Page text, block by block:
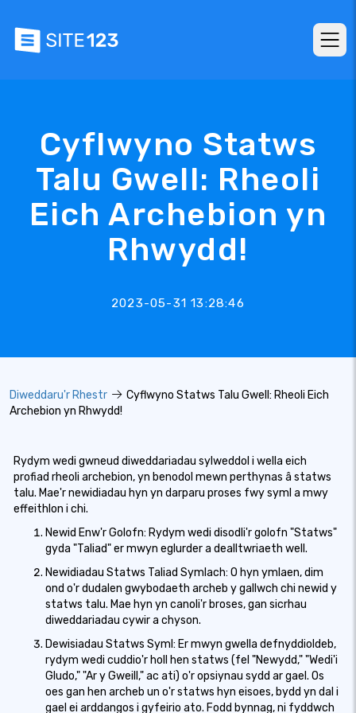
Cyflwyno Statws
Talu Gwell: Rheoli
Eich Archebion yn
Rhwydd!
2023-05-31 13:28:46
Diweddaru'r Rhestr
Cyflwyno Statws Talu Gwell: Rheoli Eich
Archebion yn Rhwydd!
Rydym wedi gwneud diweddariadau sylweddol i wella eich
profiad rheoli archebion, yn benodol mewn perthynas â statws
talu. Mae'r newidiadau hyn yn darparu proses fwy syml a mwy
effeithlon i chi.
Newid Enw'r Golofn: Rydym wedi disodli'r golofn "Statws"
gyda "Taliad" er mwyn eglurder a dealltwriaeth well.
Newidiadau Statws Taliad Symlach: O hyn ymlaen, dim
ond o'r dudalen gwybodaeth archeb y gallwch chi newid y
statws talu. Mae hyn yn canoli'r broses, gan sicrhau
diweddariadau cywir a chyson.
Dewisiadau Statws Syml: Er mwyn gwella defnyddioldeb,
rydym wedi cuddio'r holl hen statws (fel "Newydd," "Wedi'i
Gludo," "Ar y Gweill," ac ati) o'r opsiynau sydd ar gael. Os
oes gan hen archeb un o'r statws hyn eisoes, bydd yn dal i
gael ei arddangos i gyfeirio ato. Fodd bynnag, ni fyddwch